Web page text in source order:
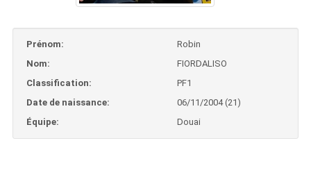
Prénom:
Robin
Nom:
FIORDALISO
Classification:
PF1
Date de naissance:
06/11/2004 (21)
Équipe:
Douai